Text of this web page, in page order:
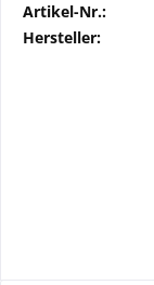
Artikel-Nr.:
Hersteller: